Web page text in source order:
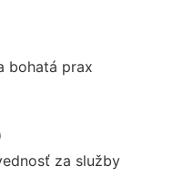
bohatá prax
za služby